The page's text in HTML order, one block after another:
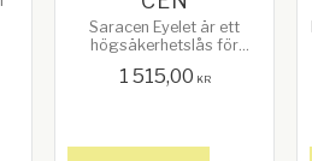
Saracen Eyelet är ett
högsäkerhetslås för
ng.
1 515,00 KR